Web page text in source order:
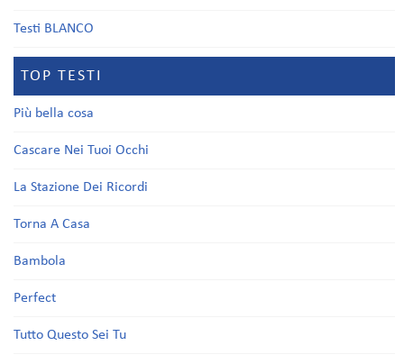
Testi BLANCO
TOP TESTI
Più bella cosa
Cascare Nei Tuoi Occhi
La Stazione Dei Ricordi
Torna A Casa
Bambola
Perfect
Tutto Questo Sei Tu